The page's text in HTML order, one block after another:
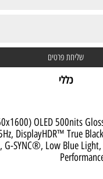
כללי
OLED 500nits
DisplayHDR™ True
SYNC®, Low Blue Light,